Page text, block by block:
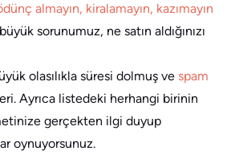
almayın, kiralamayın, kazımayın
sorunumuz, ne satın aldığınızı
olasılıkla süresi dolmuş ve spam
Ayrıca listedeki herhangi birinin
gerçekten ilgi duyup
oynuyorsunuz.